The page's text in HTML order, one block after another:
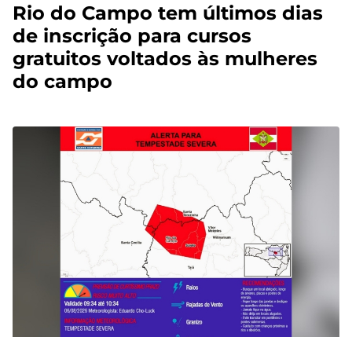
Rio do Campo tem últimos dias
de inscrição para cursos
gratuitos voltados às mulheres
do campo